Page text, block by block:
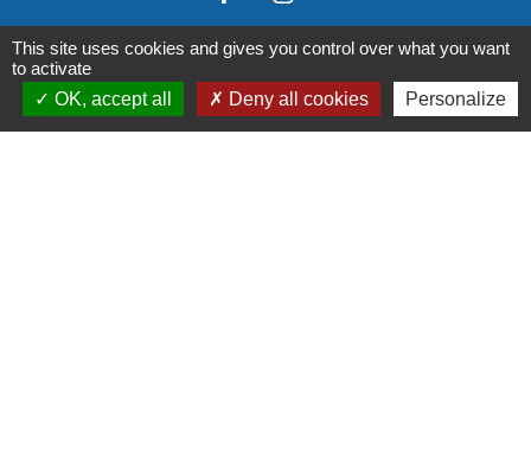
This site uses cookies and gives you control over what you want
to activate
OK, accept all
Deny all cookies Personalize